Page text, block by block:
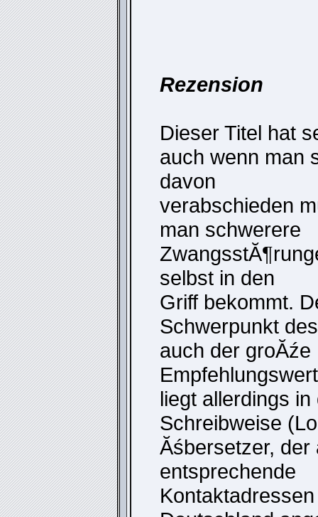
Rezension
Dieser Titel hat
auch wenn man
davon
verabschieden
man schwerere
selbst in den
Griff bekommt.
Schwerpunkt
auch der groĂźe
Empfehlungswert
liegt allerdings
Schreibweise
Ăśbersetzer, der
entsprechende